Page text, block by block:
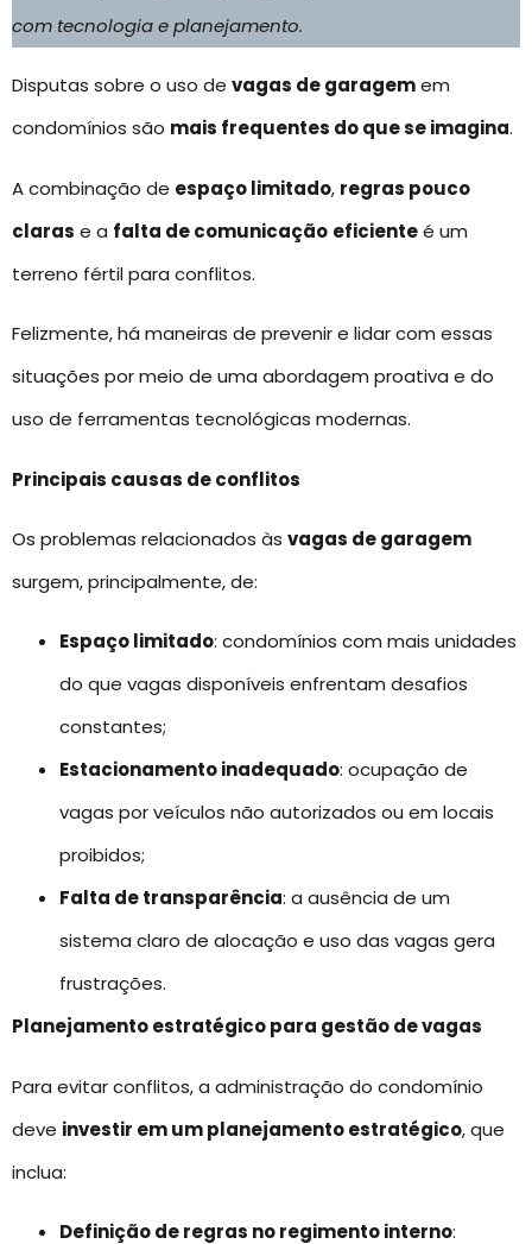
com tecnologia e planejamento.
Disputas sobre o uso de vagas de garagemem
condomínios são mais frequentes do que se imagina.
A combinação de espaço limitado, regras pouco
claras e a falta de comunicação eficienteé um
terreno fértil para conflitos.
Felizmente, há maneiras de prevenir e lidar com essas
situações por meio de uma abordagem proativa e do
uso de ferramentas tecnológicas modernas.
Principais causas de conflitos
Os problemas relacionados às vagas de garagem
surgem, principalmente, de:
Espaço limitado: condomínios com mais unidades
do que vagas disponíveis enfrentam desafios
constantes;
Estacionamento inadequado: ocupação de
vagas por veículos não autorizados ou em locais
proibidos;
Falta de transparência: a ausência de um
sistema claro de alocação e uso das vagas gera
frustrações.
Planejamento estratégico para gestão de vagas
Para evitar conflitos, a administração do condomínio
deve investir em um planejamento estratégico, que
inclua:
Definição de regras no regimento interno: